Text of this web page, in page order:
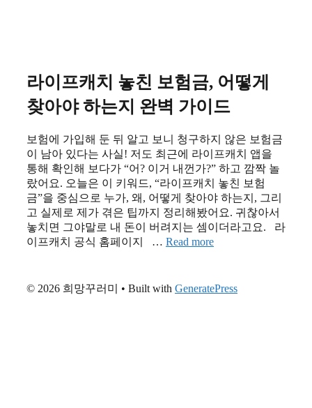
라이프캐치 놓친 보험금, 어떻게
찾아야 하는지 완벽 가이드
보험에 가입해 둔 뒤 알고 보니 청구하지 않은 보험금
이 남아 있다는 사실! 저도 최근에 라이프캐치 앱을
통해 확인해 보다가 “어? 이거 내껀가?” 하고 깜짝 놀
랐어요. 오늘은 이 키워드, “라이프캐치 놓친 보험
금”을 중심으로 누가, 왜, 어떻게 찾아야 하는지, 그리
고 실제로 제가 겪은 팁까지 정리해봤어요. 귀찮아서
놓치면 그야말로 내 돈이 버려지는 셈이더라고요. 라
이프캐치 공식 홈페이지 … Read more
© 2026 희망꾸러미 • Built with GeneratePress